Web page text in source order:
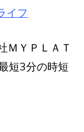
イフ
ＭＹＰＬＡＴ
短3分の時短